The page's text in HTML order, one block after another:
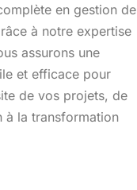
en gestion de
à notre expertise
assurons une
et efficace pour
de vos projets, de
à la transformation